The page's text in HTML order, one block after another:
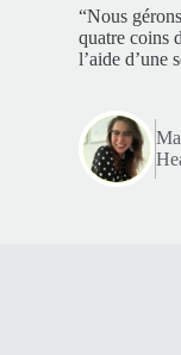
“Nous
quatre coins
l’aide d’une